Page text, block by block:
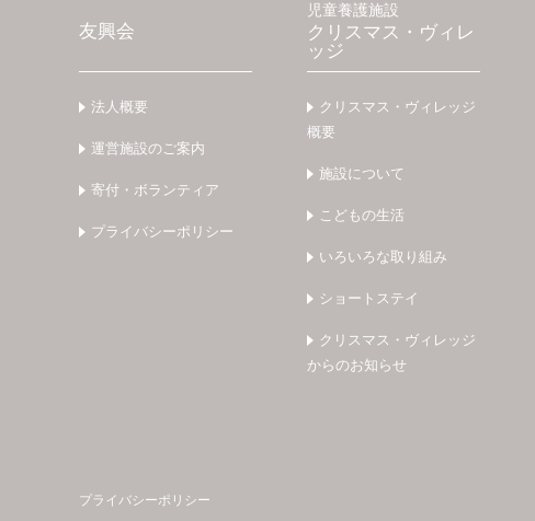
友興会
法人概要
運営施設のご案内
寄付・ボランティア
プライバシーポリシー
児童養護施設
クリスマス・ヴィレ
ッジ
クリスマス・ヴィレッジ
概要
施設について
こどもの生活
いろいろな取り組み
ショートステイ
クリスマス・ヴィレッジ
からのお知らせ
プライバシーポリシー